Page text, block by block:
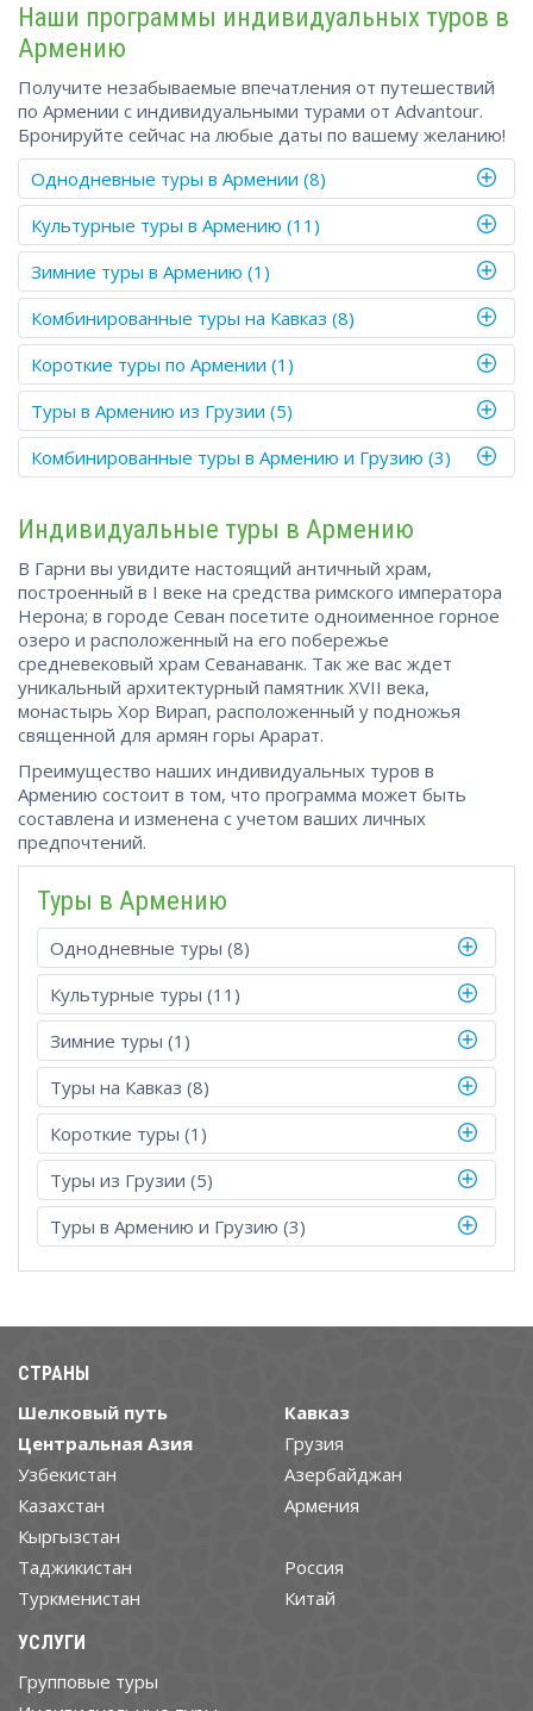
Наши программы индивидуальных туров в
Армению
Получите незабываемые впечатления от путешествий
по Армении с индивидуальными турами от Advantour.
Бронируйте сейчас на любые даты по вашему желанию!
Однодневные туры в Армении (8)
Культурные туры в Армению (11)
Зимние туры в Армению (1)
Комбинированные туры на Кавказ (8)
Короткие туры по Армении (1)
Туры в Армению из Грузии (5)
Комбинированные туры в Армению и Грузию (3)
Индивидуальные туры в Армению
В Гарни вы увидите настоящий античный храм,
построенный в I веке на средства римского императора
Нерона; в городе Севан посетите одноименное горное
озеро и расположенный на его побережье
средневековый храм Севанаванк. Так же вас ждет
уникальный архитектурный памятник XVII века,
монастырь Хор Вирап, расположенный у подножья
священной для армян горы Арарат.
Преимущество наших индивидуальных туров в
Армению состоит в том, что программа может быть
составлена и изменена с учетом ваших личных
предпочтений.
Туры в Армению
Однодневные туры (8)
Культурные туры (11)
Зимние туры (1)
Туры на Кавказ (8)
Короткие туры (1)
Туры из Грузии (5)
Туры в Армению и Грузию (3)
СТРАНЫ
Шелковый путь
Центральная Азия
Узбекистан
Казахстан
Кыргызстан
Таджикистан
Туркменистан
Кавказ
Грузия
Азербайджан
Армения
Россия
Китай
УСЛУГИ
Групповые туры